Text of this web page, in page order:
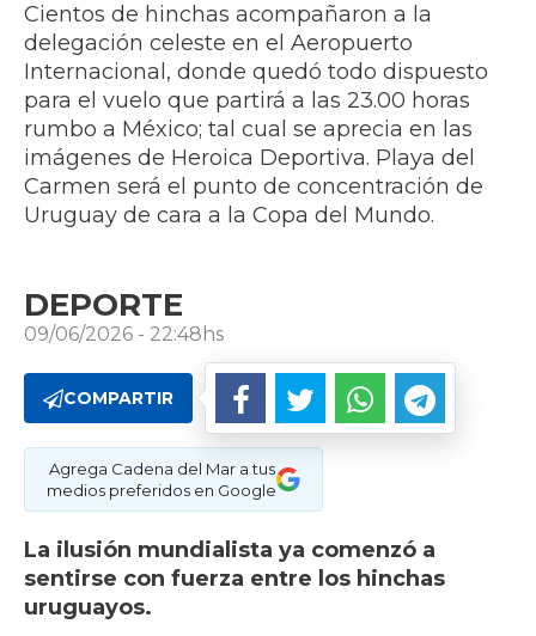
Cientos de hinchas acompañaron a la
delegación celeste en el Aeropuerto
Internacional, donde quedó todo dispuesto
para el vuelo que partirá a las 23.00 horas
rumbo a México; tal cual se aprecia en las
imágenes de Heroica Deportiva. Playa del
Carmen será el punto de concentración de
Uruguay de cara a la Copa del Mundo.
DEPORTE
09/06/2026 - 22:48hs
COMPARTIR
Agrega Cadena del Mar a tus
medios preferidos en Google
La ilusión mundialista ya comenzó a
sentirse con fuerza entre los hinchas
uruguayos.